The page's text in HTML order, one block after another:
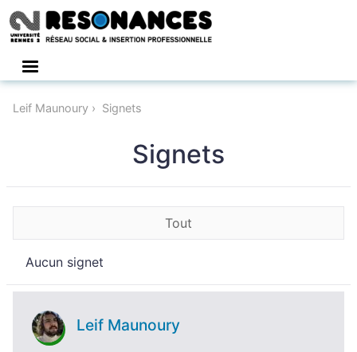
Leif Maunoury Signets
Signets
Tout
Aucun signet
Leif Maunoury